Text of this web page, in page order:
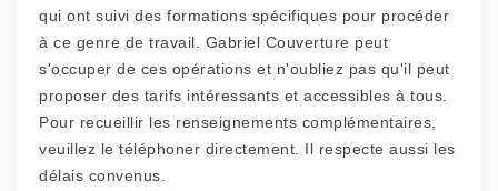
qui ont suivi des formations spécifiques pour procéder
à ce genre de travail. Gabriel Couverture peut
s'occuper de ces opérations et n'oubliez pas qu'il peut
proposer des tarifs intéressants et accessibles à tous.
Pour recueillir les renseignements complémentaires,
veuillez le téléphoner directement. Il respecte aussi les
délais convenus.